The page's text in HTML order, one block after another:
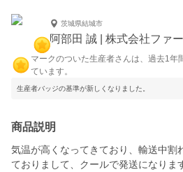
茨城県結城市
阿部田 誠 | 株式会社ファ
マークのついた生産者さんは、過去1年
ています。
生産者バッジの基準が新しくなりました。
商品説明
気温が高くなってきており、輸送中割
ておりまして、クールで発送になりま